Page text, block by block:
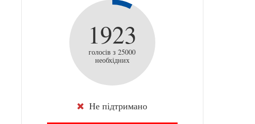
1923
голосів з 25000
необхідних
Не підтримано